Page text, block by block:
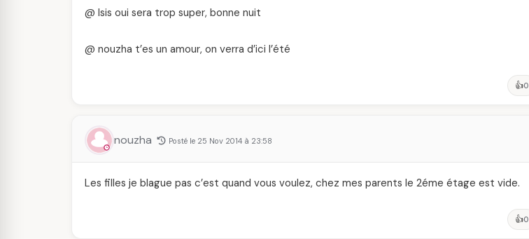
@ Isis oui sera trop super, bonne nuit
@ nouzha t’es un amour, on verra d’ici l’été
👍0
nouzha Posté le 25 Nov 2014 à 23:58
Les filles je blague pas c’est quand vous voulez, chez mes parents le 2éme étage est vide.
👍0